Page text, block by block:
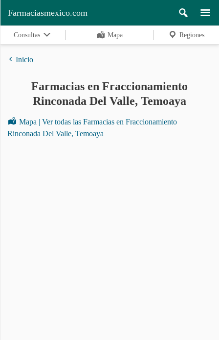
Regiones
Farmaciasmexico.com
Consultas Mapa Regiones
Inicio
Farmacias en Fraccionamiento
Rinconada Del Valle, Temoaya
Mapa | Ver todas las Farmacias en Fraccionamiento
Rinconada Del Valle, Temoaya